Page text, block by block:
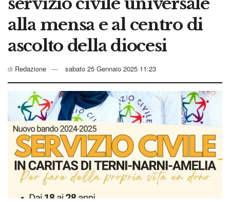
alla mensa e al centro di
ascolto della diocesi
di Redazione sabato 25 Gennaio 2025 11:23